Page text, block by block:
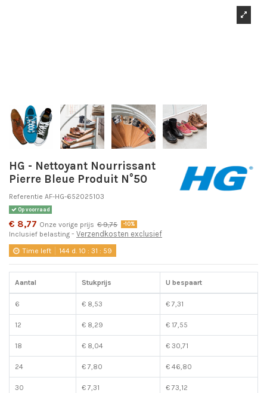
HG - Nettoyant Nourrissant
Pierre Bleue Produit N°50
Referentie AF-HG-652025103
Op voorraad
€ 8,77 Onze vorige prijs € 9,75 -10%
Inclusief belasting Verzendkosten exclusief
Time left 144 d. 10 :31 : 59
Aantal Stukprijs U bespaart
6 € 8,53 € 7,31
12 € 8,29 € 17,55
18 € 8,04 € 30,71
24 € 7,80 € 46,80
30 € 7,31 € 73,12